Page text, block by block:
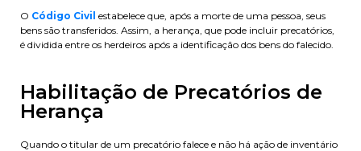
O Código Civil estabelece que, após a morte de uma pessoa, seus
bens são transferidos. Assim, a herança, que pode incluir precatórios,
é dividida entre os herdeiros após a identificação dos bens do falecido.
Habilitação de Precatórios de
Herança
Quando o titular de um precatório falece e não há ação de inventário